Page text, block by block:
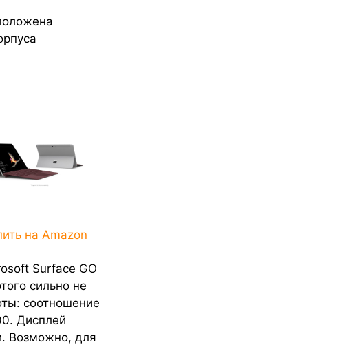
на Amazon
Surface GO
сильно не
соотношение
Дисплей
Возможно, для